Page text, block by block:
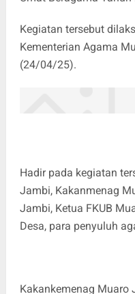
Kegiatan tersebut
Kementerian Agama
(24/04/25).
Hadir pada kegiatan
Jambi, Kakanmenag
Jambi, Ketua FKUB
Desa, para penyuluh
Kakankemenag Muaro